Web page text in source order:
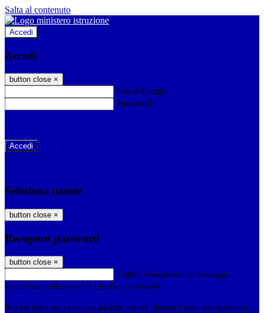
Salta al contenuto
Accedi
Accedi
button close ×
Nome Utente
Password
-
Seleziona utente
button close ×
Recupero password
button close ×
E-mail Verrà inviato un messaggio
all'indirizzo indicato con le istruzioni necessarie.
Non hai una e-mail associata al nome utente? Effettua il reset della password